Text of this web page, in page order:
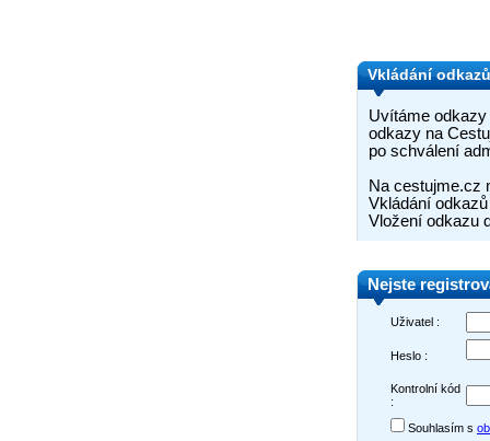
Vkládání odkazů
Uvítáme
odkazy na
po schválení
Na cestujme.cz
Vkládání
Vložení odkazu
Nejste
Uživatel :
Heslo :
Kontrolní kód
:
Souhlasím s